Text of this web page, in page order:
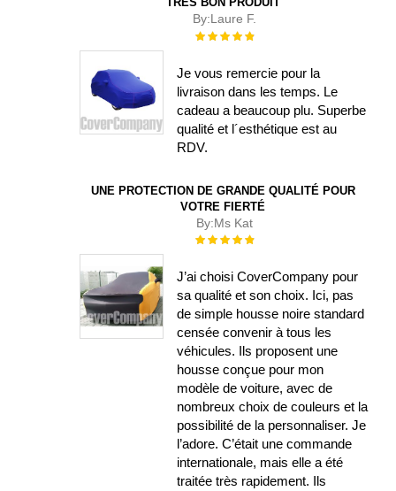
By:Laure F.
Évaluation :
Je vous remercie pour la
livraison dans les temps. Le
cadeau a beaucoup plu. Superbe
qualité et l´esthétique est au
RDV.
UNE PROTECTION DE GRANDE QUALITÉ POUR
VOTRE FIERTÉ
By:Ms Kat
Évaluation :
J’ai choisi CoverCompany pour
sa qualité et son choix. Ici, pas
de simple housse noire standard
censée convenir à tous les
véhicules. Ils proposent une
housse conçue pour mon
modèle de voiture, avec de
nombreux choix de couleurs et la
possibilité de la personnaliser. Je
l’adore. C’était une commande
internationale, mais elle a été
traitée très rapidement. Ils